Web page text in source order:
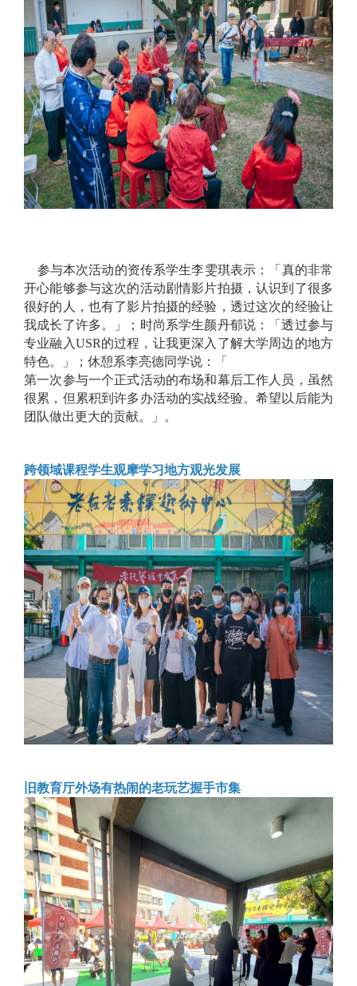
参与本次活动的资传系学生李雯琪表示：「真的非常
开心能够参与这次的活动剧情影片拍摄，认识到了很多
很好的人，也有了影片拍摄的经验，透过这次的经验让
我成长了许多。」；时尚系学生颜丹郁说：「透过参与
专业融入USR的过程，让我更深入了解大学周边的地方
特色。」；休憩系李亮德同学说：「
第一次参与一个正式活动的布场和幕后工作人员，虽然
很累，但累积到许多办活动的实战经验。希望以后能为
团队做出更大的贡献。」。
跨领域课程学生观摩学习地方观光发展
旧教育厅外场有热闹的老玩艺握手市集